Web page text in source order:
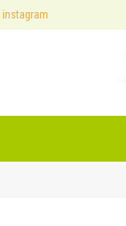
instagram